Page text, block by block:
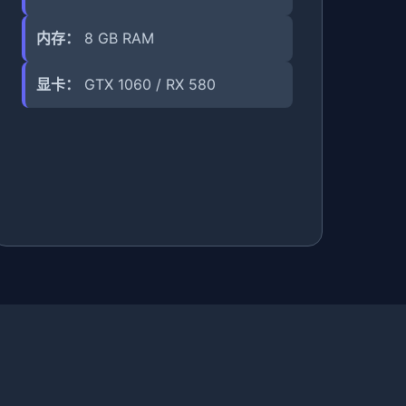
内存： 8 GB RAM
显卡： GTX 1060 / RX 580